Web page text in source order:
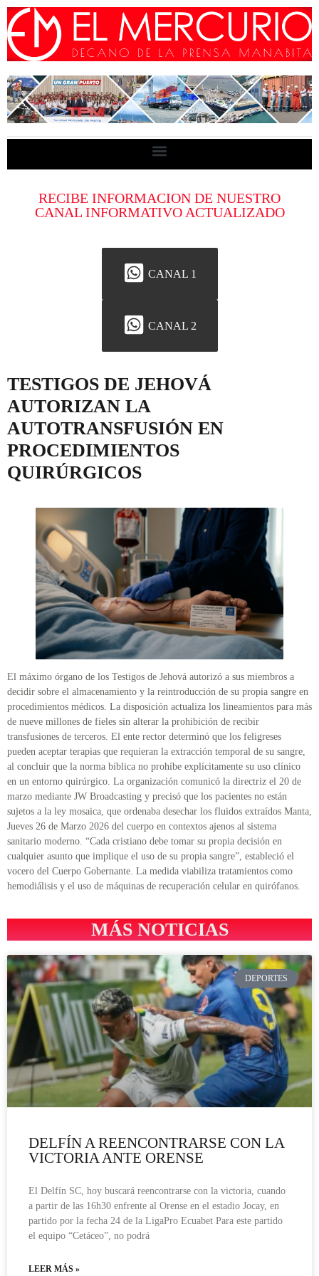
RECIBE INFORMACION DE NUESTRO
CANAL INFORMATIVO ACTUALIZADO
CANAL 1
CANAL 2
TESTIGOS DE JEHOVÁ
AUTORIZAN LA
AUTOTRANSFUSIÓN EN
PROCEDIMIENTOS
QUIRÚRGICOS
El máximo órgano de los Testigos de Jehová autorizó a sus miembros a
decidir sobre el almacenamiento y la reintroducción de su propia sangre en
procedimientos médicos. La disposición actualiza los lineamientos para más
de nueve millones de fieles sin alterar la prohibición de recibir
transfusiones de terceros. El ente rector determinó que los feligreses
pueden aceptar terapias que requieran la extracción temporal de su sangre,
al concluir que la norma bíblica no prohíbe explícitamente su uso clínico
en un entorno quirúrgico. La organización comunicó la directriz el 20 de
marzo mediante JW Broadcasting y precisó que los pacientes no están
sujetos a la ley mosaica, que ordenaba desechar los fluidos extraídos Manta,
Jueves 26 de Marzo 2026 del cuerpo en contextos ajenos al sistema
sanitario moderno. “Cada cristiano debe tomar su propia decisión en
cualquier asunto que implique el uso de su propia sangre”, estableció el
vocero del Cuerpo Gobernante. La medida viabiliza tratamientos como
hemodiálisis y el uso de máquinas de recuperación celular en quirófanos.
MÁS NOTICIAS
DEPORTES
DELFÍN A REENCONTRARSE CON LA
VICTORIA ANTE ORENSE
El Delfín SC, hoy buscará reencontrarse con la victoria, cuando
a partir de las 16h30 enfrente al Orense en el estadio Jocay, en
partido por la fecha 24 de la LigaPro Ecuabet Para este partido
el equipo “Cetáceo”, no podrá
LEER MÁS »